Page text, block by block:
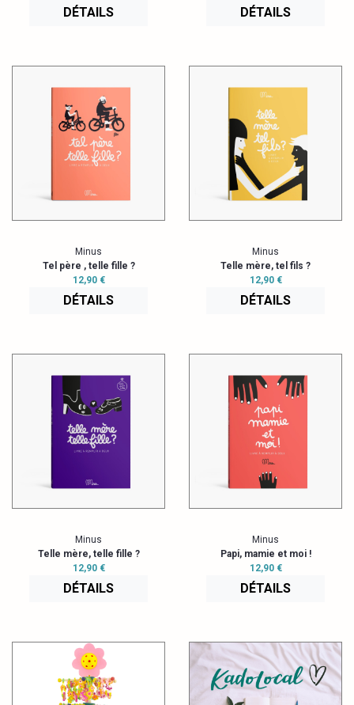
DÉTAILS DÉTAILS
Minus
Tel père , telle fille ?
12,90 €
DÉTAILS
Minus
Telle mère, tel fils ?
12,90 €
DÉTAILS
Minus
Telle mère, telle fille ?
12,90 €
DÉTAILS
Minus
Papi, mamie et moi !
12,90 €
DÉTAILS